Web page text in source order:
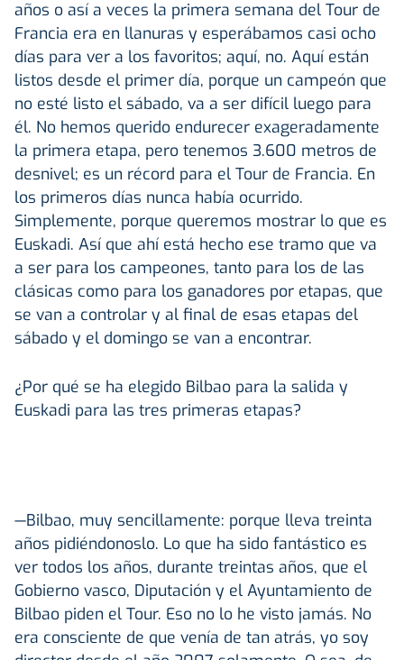
años o así a veces la primera semana del Tour de
Francia era en llanuras y esperábamos casi ocho
días para ver a los favoritos; aquí, no. Aquí están
listos desde el primer día, porque un campeón que
no esté listo el sábado, va a ser difícil luego para
él. No hemos querido endurecer exageradamente
la primera etapa, pero tenemos 3.600 metros de
desnivel; es un récord para el Tour de Francia. En
los primeros días nunca había ocurrido.
Simplemente, porque queremos mostrar lo que es
Euskadi. Así que ahí está hecho ese tramo que va
a ser para los campeones, tanto para los de las
clásicas como para los ganadores por etapas, que
se van a controlar y al final de esas etapas del
sábado y el domingo se van a encontrar.
¿Por qué se ha elegido Bilbao para la salida y
Euskadi para las tres primeras etapas?
—Bilbao, muy sencillamente: porque lleva treinta
años pidiéndonoslo. Lo que ha sido fantástico es
ver todos los años, durante treintas años, que el
Gobierno vasco, Diputación y el Ayuntamiento de
Bilbao piden el Tour. Eso no lo he visto jamás. No
era consciente de que venía de tan atrás, yo soy